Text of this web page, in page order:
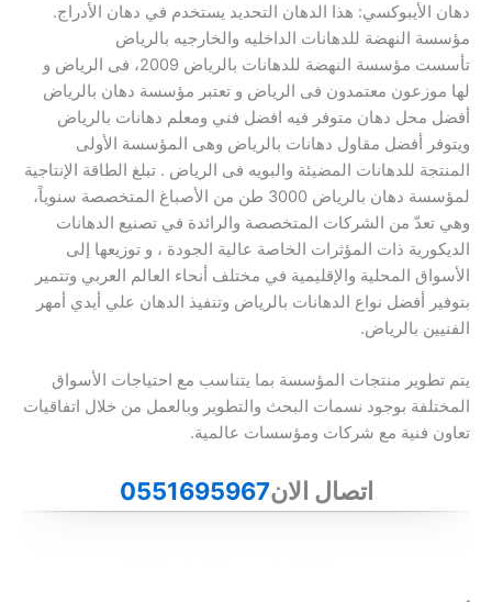
دهان الأيبوكسي: هذا الدهان التحديد يستخدم في دهان الأدراج.
مؤسسة النهضة للدهانات الداخليه والخارجيه بالرياض
تأسست مؤسسة النهضة للدهانات بالرياض 2009، فى الرياض و
لها موزعون معتمدون فى الرياض و تعتبر مؤسسة دهان بالرياض
أفضل محل دهان متوفر فيه افضل فني ومعلم دهانات بالرياض
ويتوفر أفضل مقاول دهانات بالرياض وهى المؤسسة الأولى
المنتجة للدهانات المضيئة والبويه فى الرياض . تبلغ الطاقة الإنتاجية
لمؤسسة دهان بالرياض 3000 طن من الأصباغ المتخصصة سنوياً،
وهي تعدّ من الشركات المتخصصة والرائدة في تصنيع الدهانات
الديكورية ذات المؤثرات الخاصة عالية الجودة ، و توزيعها إلى
الأسواق المحلية والإقليمية في مختلف أنحاء العالم العربي وتتمير
بتوفير أفضل نواع الدهانات بالرياض وتنفيذ الدهان علي أيدي أمهر
الفنيين بالرياض.
يتم تطوير منتجات المؤسسة بما يتناسب مع احتياجات الأسواق
المختلفة بوجود نسمات البحث والتطوير وبالعمل من خلال اتفاقيات
تعاون فنية مع شركات ومؤسسات عالمية.
اتصال الان0551695967